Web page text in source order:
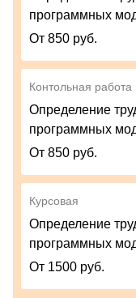
программных
От 850 руб.
Контольная работа
Определение
программных
От 850 руб.
Курсовая
Определение
программных
От 1500 руб.